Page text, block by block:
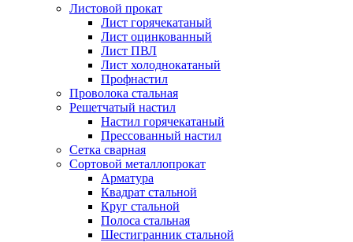
Листовой прокат
Лист горячекатаный
Лист оцинкованный
Лист ПВЛ
Лист холоднокатаный
Профнастил
Проволока стальная
Решетчатый настил
Настил горячекатаный
Прессованный настил
Сетка сварная
Сортовой металлопрокат
Арматура
Квадрат стальной
Круг стальной
Полоса стальная
Шестигранник стальной